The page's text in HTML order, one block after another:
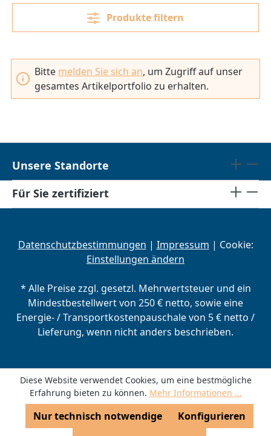
Produkte filtern
Bitte melden Sie sich an, um Zugriff auf unser
gesamtes Artikelportfolio zu erhalten.
Unsere Standorte
Für Sie zertifiziert
Datenschutzbestimmungen | Impressum | Cookie:
Einstellungen ändern
* Alle Preise zzgl. gesetzl. Mehrwertsteuer und ein
Mindestbestellwert von 250 € netto, sowie eine
Energie- / Transportkostenpauschale von 5 € netto /
Lieferung, wenn nicht anders beschrieben.
Diese Website verwendet Cookies, um eine bestmögliche
Erfahrung bieten zu können. Mehr Informationen ...
Nur technisch notwendige
Konfigurieren